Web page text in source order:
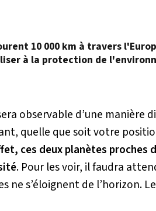
10 000 km à travers
à la protection de
observable d’une manière
quelle que soit votre
ces deux planètes proches
. Pour les voir, il faudra
ne s’éloignent de l’horizon.